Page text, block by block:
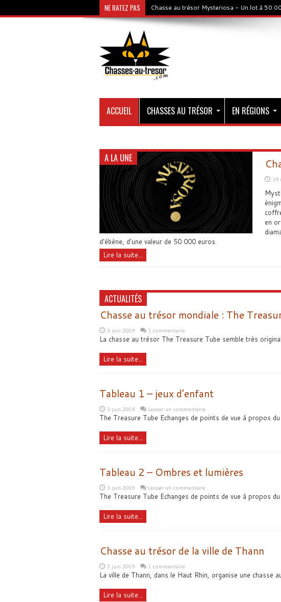
NE RATEZ PAS Chasse au trésor Mysteriosa - Un lot à 50
ACCUEIL CHASSES AU TRÉSOR EN RÉGIONS
A LA UNE
19
en
d'ébène, d'une valeur de 50 000 euros.
Lire la suite...
ACTUALITÉS
Chasse au trésor mondiale : The
3 juin 2009 1 commentaire
La chasse au trésor The Treasure Tube semble très
Lire la suite...
Tableau 1 – jeux d’enfant
3 juin 2009 Laisser un commentaire
The Treasure Tube Echanges de points de vue à propos du
Lire la suite...
Tableau 2 – Ombres et lumières
3 juin 2009 Laisser un commentaire
The Treasure Tube Echanges de points de vue à propos du
Lire la suite...
Chasse au trésor de la ville de Thann
2 juin 2009 1 commentaire
La ville de Thann, dans le Haut Rhin, organise une chasse
Lire la suite...